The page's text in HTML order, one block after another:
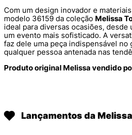
Com um design inovador e
modelo 36159 da coleção Melissa
ideal para diversas ocasiões, desde
um evento mais sofisticado. A
faz dele uma peça indispensável no
qualquer pessoa antenada nas
Produto original Melissa vendido
Lançamentos da